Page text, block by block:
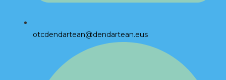
otcdendartean@dendartean.eus